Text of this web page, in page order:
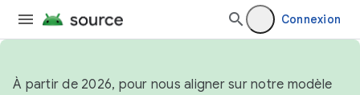
Connexion
À partir de 2026, pour nous aligner sur notre modèle